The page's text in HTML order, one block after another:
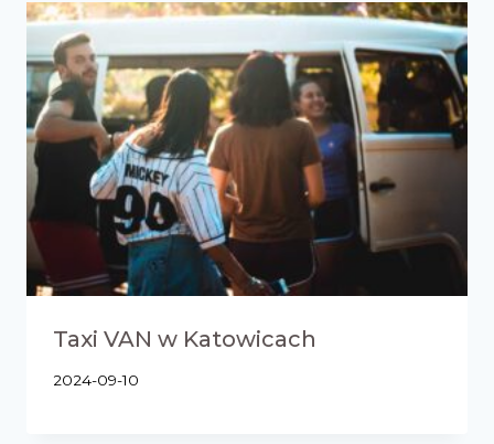
Taxi VAN w Katowicach
2024-09-10